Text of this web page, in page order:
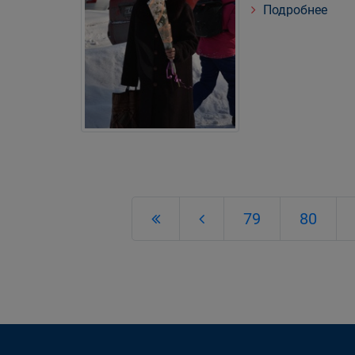
Подробнее
79 80